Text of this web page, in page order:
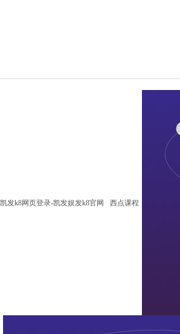
凯发k8网页登录-凯发娱发k8官网 西点课程